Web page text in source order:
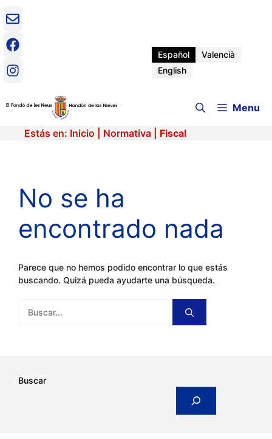
Saltar
contenido
Español
Valencià
English
Menu
Estás en: Inicio Normativa Fiscal
No se ha
encontrado nada
Parece que no hemos podido encontrar lo que estás
buscando. Quizá pueda ayudarte una búsqueda.
Buscar